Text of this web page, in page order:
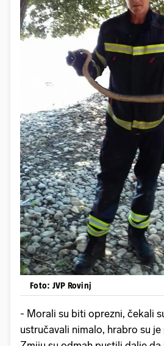
Foto: JVP Rovinj
- Morali su biti oprezni, čekali
ustručavali nimalo, hrabro su